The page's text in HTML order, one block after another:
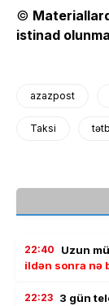
©
istinad
azazpost
Taksi
22:40 Uzun
ildən sonra nə
22:23 3 gün